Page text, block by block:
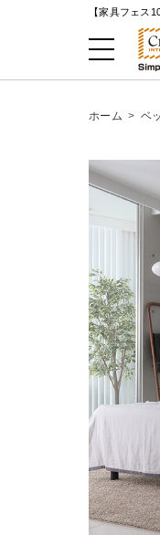
【家具フェス
ホーム > ベ